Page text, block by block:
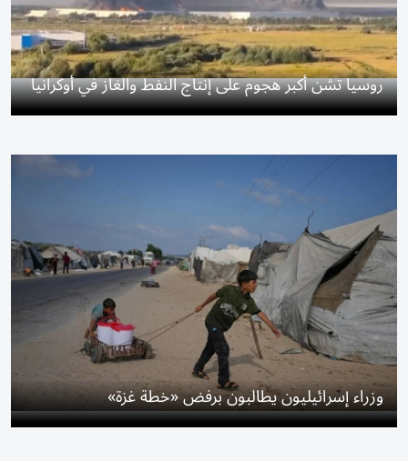
روسيا تشن أكبر هجوم على إنتاج النفط والغاز في أوكرانيا
وزراء إسرائيليون يطالبون برفض «خطة غزة»